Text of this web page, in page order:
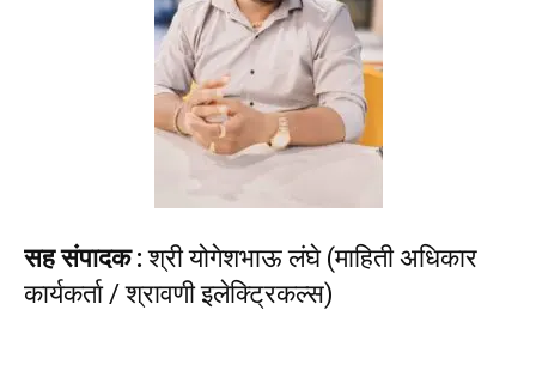
सह संपादक : श्री योगेशभाऊ लंघे (माहिती अधिकार
कार्यकर्ता / श्रावणी इलेक्ट्रिकल्स)